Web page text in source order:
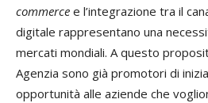
commerce e l’integrazione tra il
digitale rappresentano una
mercati mondiali. A questo
Agenzia sono già promotori di
opportunità alle aziende che